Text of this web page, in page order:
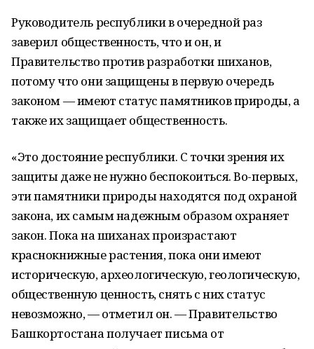
Руководитель республики в очередной раз
заверил общественность, что и он, и
Правительство против разработки шиханов,
потому что они защищены в первую очередь
законом — имеют статус памятников природы, а
также их защищает общественность.
«Это достояние республики. С точки зрения их
защиты даже не нужно беспокоиться. Во-первых,
эти памятники природы находятся под охраной
закона, их самым надежным образом охраняет
закон. Пока на шиханах произрастают
краснокнижные растения, пока они имеют
историческую, археологическую, геологическую,
общественную ценность, снять с них статус
невозможно, — отметил он. — Правительство
Башкортостана получает письма от